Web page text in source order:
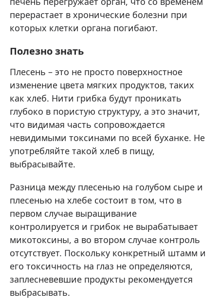
перерастает в хронические болезни при
которых клетки органа погибают.
Полезно знать
Плесень – это не просто поверхностное
изменение цвета мягких продуктов, таких
как хлеб. Нити грибка будут проникать
глубоко в пористую структуру, а это значит,
что видимая часть сопровождается
невидимыми токсинами по всей буханке. Не
употребляйте такой хлеб в пищу,
выбрасывайте.
Разница между плесенью на голубом сыре и
плесенью на хлебе состоит в том, что в
первом случае выращивание
контролируется и грибок не вырабатывает
микотоксины, а во втором случае контроль
отсутствует. Поскольку конкретный штамм и
его токсичность на глаз не определяются,
заплесневевшие продукты рекомендуется
выбрасывать.